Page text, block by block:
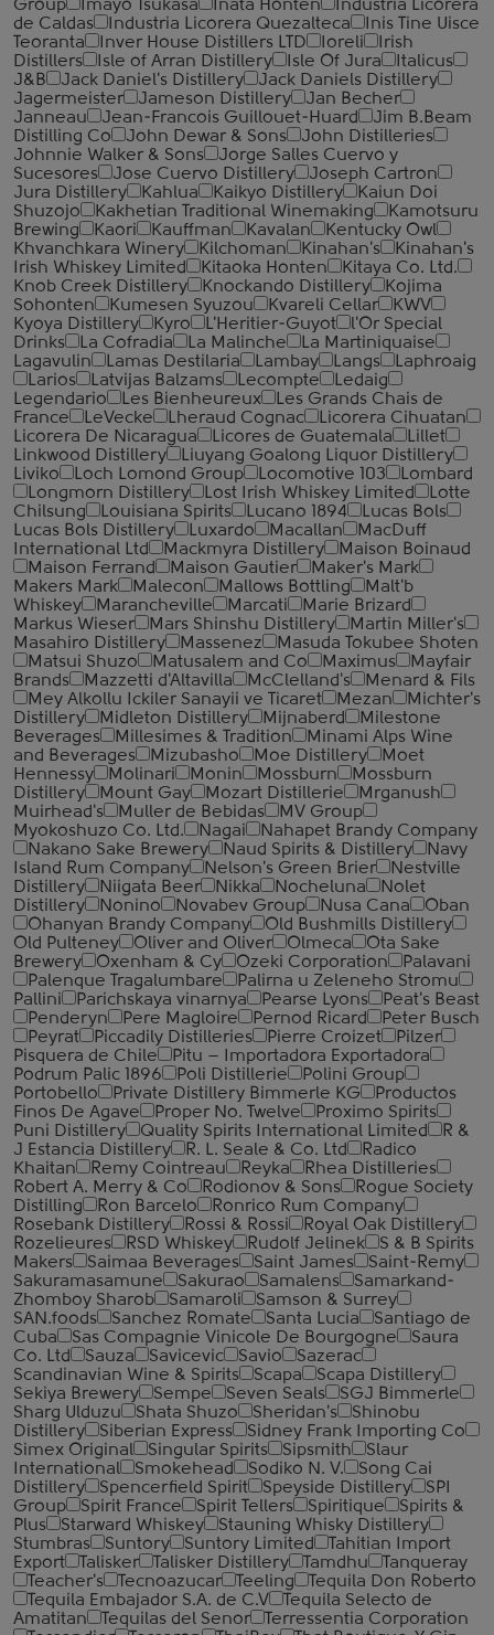
Group
Imayo Tsukasa Inata Honten
Industria Licorera
de Caldas
Industria Licorera Quezalteca
Inis Tine Uisce
Teoranta
Inver House Distillers LTD Ioreli
Irish
Distillers
Isle of Arran Distillery Isle Of Jura
Italicus
J&B
Jack Daniel's Distillery
Jack Daniels Distillery
Jagermeister
Jameson Distillery
Jan Becher
Janneau
Jean-Francois Guillouet-Huard
Jim B.Beam
Distilling Co
John Dewar & Sons
John Distilleries
Johnnie Walker & Sons
Jorge Salles Cuervo y
Sucesores
Jose Cuervo Distillery
Joseph Cartron
Jura Distillery
Kahlua Kaikyo Distillery
Kaiun Doi
Shuzojo
Kakhetian Traditional Winemaking
Kamotsuru
Brewing
Kaori Kauffman Kavalan
Kentucky Owl
Khvanchkara Winery
Kilchoman Kinahan's
Kinahan's
Irish Whiskey Limited
Kitaoka Honten
Kitaya Co. Ltd.
Knob Creek Distillery
Knockando Distillery
Kojima
Sohonten
Kumesen Syuzou Kvareli Cellar
KWV
Kyoya Distillery
Kyro L'Heritier-Guyot
l'Or Special
Drinks
La Cofradia La Malinche
La Martiniquaise
Lagavulin
Lamas Destilaria Lambay Langs
Laphroaig
Larios
Latvijas Balzams Lecompte
Ledaig
Legendario
Les Bienheureux
Les Grands Chais de
France
LeVecke Lheraud Cognac
Licorera Cihuatan
Licorera De Nicaragua
Licores de Guatemala
Lillet
Linkwood Distillery
Liuyang Goalong Liquor Distillery
Liviko
Loch Lomond Group Locomotive 103
Lombard
Longmorn Distillery
Lost Irish Whiskey Limited
Lotte
Chilsung
Louisiana Spirits Lucano 1894
Lucas Bols
Lucas Bols Distillery
Luxardo Macallan
MacDuff
International Ltd
Mackmyra Distillery
Maison Boinaud
Maison Ferrand
Maison Gautier
Maker's Mark
Makers Mark
Malecon Mallows Bottling
Malt'b
Whiskey
Marancheville Marcati
Marie Brizard
Markus Wieser
Mars Shinshu Distillery
Martin Miller's
Masahiro Distillery
Massenez
Masuda Tokubee Shoten
Matsui Shuzo
Matusalem and Co Maximus
Mayfair
Brands
Mazzetti d'Altavilla McClelland's
Menard & Fils
Mey Alkollu Ickiler Sanayii ve Ticaret
Mezan
Michter's
Distillery
Midleton Distillery Mijnaberd
Milestone
Beverages
Millesimes & Tradition
Minami Alps Wine
and Beverages
Mizubasho Moe Distillery
Moet
Hennessy
Molinari Monin Mossburn
Mossburn
Distillery
Mount Gay Mozart Distillerie
Mrganush
Muirhead's
Muller de Bebidas
MV Group
Myokoshuzo Co. Ltd.
Nagai
Nahapet Brandy Company
Nakano Sake Brewery
Naud Spirits & Distillery
Navy
Island Rum Company
Nelson's Green Brier
Nestville
Distillery
Niigata Beer Nikka Nocheluna
Nolet
Distillery
Nonino Novabev Group Nusa Cana
Oban
Ohanyan Brandy Company
Old Bushmills Distillery
Old Pulteney
Oliver and Oliver Olmeca
Ota Sake
Brewery
Oxenham & Cy Ozeki Corporation
Palavani
Palenque Tragalumbare
Palirna u Zeleneho Stromu
Pallini
Parichskaya vinarnya Pearse Lyons
Peat's Beast
Penderyn
Pere Magloire Pernod Ricard
Peter Busch
Peyrat
Piccadily Distilleries Pierre Croizet
Pilzer
Pisquera de Chile
Pitu – Importadora Exportadora
Podrum Palic 1896
Poli Distillerie
Polini Group
Portobello
Private Distillery Bimmerle KG
Productos
Finos De Agave
Proper No. Twelve
Proximo Spirits
Puni Distillery
Quality Spirits International Limited
R &
J Estancia Distillery
R. L. Seale & Co. Ltd
Radico
Khaitan
Remy Cointreau Reyka
Rhea Distilleries
Robert A. Merry & Co
Rodionov & Sons
Rogue Society
Distilling
Ron Barcelo
Ronrico Rum Company
Rosebank Distillery
Rossi & Rossi
Royal Oak Distillery
Rozelieures
RSD Whiskey Rudolf Jelinek
S & B Spirits
Makers
Saimaa Beverages Saint James
Saint-Remy
Sakuramasamune
Sakurao Samalens
Samarkand-
Zhomboy Sharob
Samaroli
Samson & Surrey
SAN.foods
Sanchez Romate Santa Lucia
Santiago de
Cuba
Sas Compagnie Vinicole De Bourgogne
Saura
Co. Ltd
Sauza Savicevic Savio
Sazerac
Scandinavian Wine & Spirits
Scapa
Scapa Distillery
Sekiya Brewery
Sempe Seven Seals
SGJ Bimmerle
Sharg Ulduzu
Shata Shuzo Sheridan's
Shinobu
Distillery
Siberian Express
Sidney Frank Importing Co
Simex Original
Singular Spirits Sipsmith
Slaur
International
Smokehead Sodiko N. V.
Song Cai
Distillery
Spencerfield Spirit Speyside Distillery
SPI
Group
Spirit France Spirit Tellers Spiritique
Spirits &
Plus
Starward Whiskey
Stauning Whisky Distillery
Stumbras
Suntory Suntory Limited
Tahitian Import
Export
Talisker Talisker Distillery Tamdhu
Tanqueray
Teacher's
Tecnoazucar Teeling
Tequila Don Roberto
Tequila Embajador S.A. de C.V
Tequila Selecto de
Amatitan
Tequilas del Senor
Terressentia Corporation